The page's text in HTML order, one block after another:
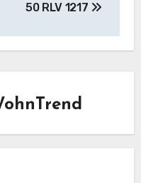
50 RLV 1217